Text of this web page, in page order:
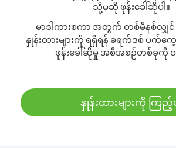
သို့မဆို ဖုန်းခေါ်ဆိုပါ။
မာဒါကားစကာ အတွက် တစ်မိနစ်လျှ
နှုန်းထားများကို ရရှိရန် ခရက်ဒစ် ပက်က
ဖုန်းခေါ်ဆိုမှု အစီအစဉ်တစ်ခုကို
နှုန်းထားများကို ကြည့်ပ